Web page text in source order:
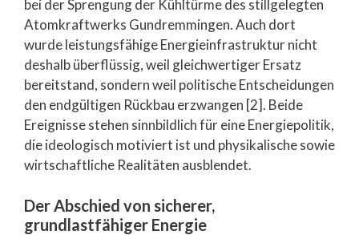
bei der Sprengung der Kühltürme des stillgelegten
Atomkraftwerks Gundremmingen. Auch dort
wurde leistungsfähige Energieinfrastruktur nicht
deshalb überflüssig, weil gleichwertiger Ersatz
bereitstand, sondern weil politische Entscheidungen
den endgültigen Rückbau erzwangen [2]. Beide
Ereignisse stehen sinnbildlich für eine Energiepolitik,
die ideologisch motiviert ist und physikalische sowie
wirtschaftliche Realitäten ausblendet.
Der Abschied von sicherer,
grundlastfähiger Energie